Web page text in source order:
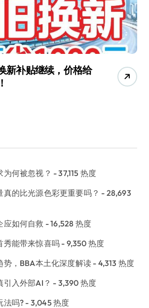
新补贴继续，价格给
为何被忽视？ - 37,115 热度
的比光源色彩更重要吗？ - 28,693
应如何自救 - 16,528 热度
秀能带来惊喜吗 - 9,350 热度
势，BBA本土化深度解读 - 4,313 热度
入外部AI？ - 3,390 热度
法吗? - 3,045 热度